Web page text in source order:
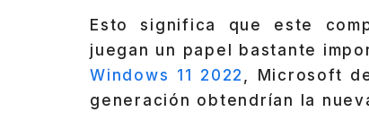
Esto significa que este
juegan un papel bastante
Windows 11 2022
, Microsoft
generación obtendrían la